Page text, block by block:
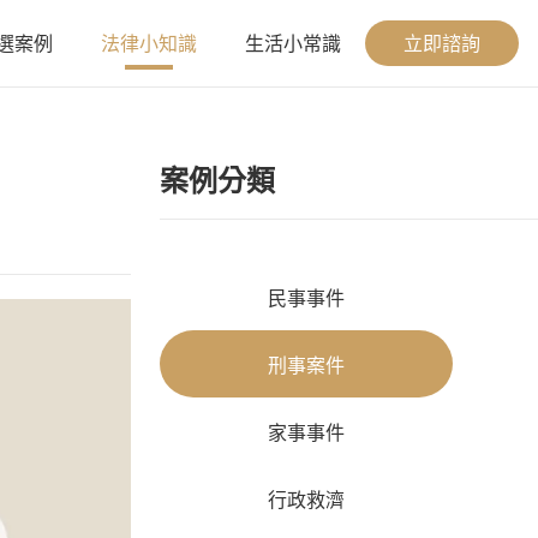
案例 法律小知識 生活小常識 立即諮詢
案例分類
民事事件
刑事案件
家事事件
行政救濟